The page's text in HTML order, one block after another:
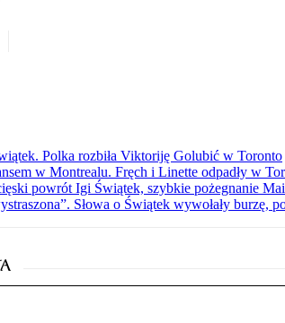
Polka rozbiła Viktoriję Golubić w Toronto
w Montrealu. Fręch i Linette odpadły w
powrót Igi Świątek, szybkie pożegnanie
Słowa o Świątek wywołały burzę,